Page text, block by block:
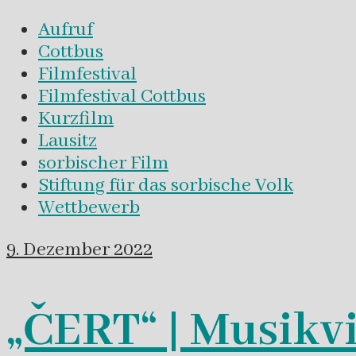
Aufruf
Cottbus
Filmfestival
Filmfestival Cottbus
Kurzfilm
Lausitz
sorbischer Film
Stiftung für das sorbische Volk
Wettbewerb
9. Dezember 2022
„ČERT“ |